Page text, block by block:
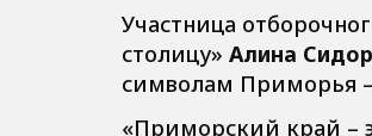
Участница
столицу» Алина
символам Приморья
«Приморский край –